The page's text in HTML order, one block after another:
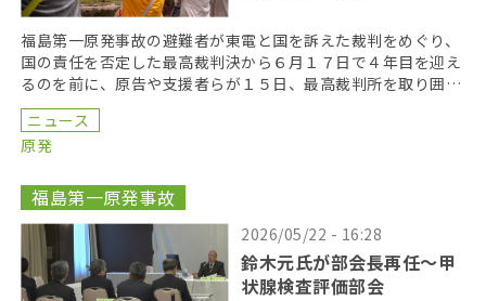
福島第一原発事故の避難者が東電と国を訴えた裁判をめぐり、
国の責任を否定した最高裁判決から６月１７日で４年目を迎え
るのを前に、原告や支援者らが１５日、最高裁判所を取り囲む
「人間の鎖」を行い、司法の独立を訴えた。 呼びかけた […]
ニュース
原発
福島第一原発事故
2026/05/22 - 16:28
鈴木元氏が部会長再任〜甲
状腺検査評価部会